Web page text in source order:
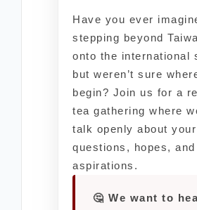
Have you ever
stepping beyond
onto the international
but weren’t sure
begin? Join us for a
tea gathering where
talk openly about
questions, hopes,
aspirations.
🤔 We want to